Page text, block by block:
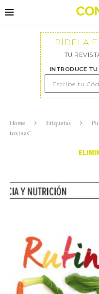
PÍDELA
TU
INTRODUCE TU
Home Etiquetas
toxinas"